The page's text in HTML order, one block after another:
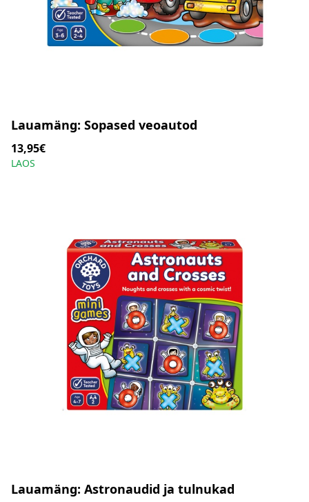
Lauamäng: Sopased veoautod
13,95€
LAOS
Lauamäng: Astronaudid ja tulnukad